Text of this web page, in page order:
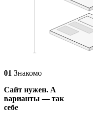
01 Знакомо
Сайт нужен. А
варианты — так
себе